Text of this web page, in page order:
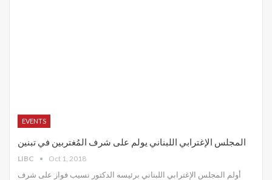
EVENTS
المجلس الإغترابي اللبناني يولم على شرف المُغتربين في تبنين
LIBC Oct 1, 2018
أولم المجلس الإغترابي اللبناني برئيسه الدكتور نسيب فواز على شرف